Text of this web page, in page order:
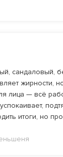
сандаловый,
жирности,
лица — всё
итоги, но